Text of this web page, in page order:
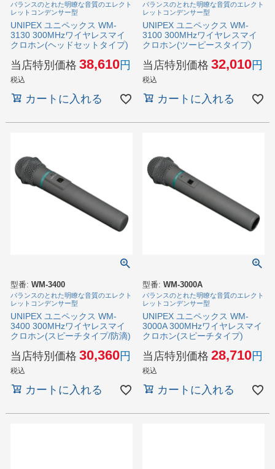
バランスのとれた明瞭な音質のエレクト
レットコンデンサー型
UNIPEX ユニペックス WM-
3130 300MHzワイヤレスマイ
クロホン(ヘッドセットタイプ)
当店特別価格 38,610
税込
カートに入れる
バランスのとれた明瞭な音質のエレクト
レットコンデンサー型
UNIPEX ユニペックス WM-
3100 300MHzワイヤレスマイ
クロホン(ツーピースタイプ)
当店特別価格 32,010
税込
カートに入れる
型番: WM-3400
バランスのとれた明瞭な音質のエレクト
レットコンデンサー型
UNIPEX ユニペックス WM-
3400 300MHzワイヤレスマイ
クロホン(スピーチタイプ/防滴)
当店特別価格 30,360
税込
カートに入れる
型番: WM-3000A
バランスのとれた明瞭な音質のエレクト
レットコンデンサー型
UNIPEX ユニペックス WM-
3000A 300MHzワイヤレスマイ
クロホン(スピーチタイプ)
当店特別価格 28,710
税込
カートに入れる